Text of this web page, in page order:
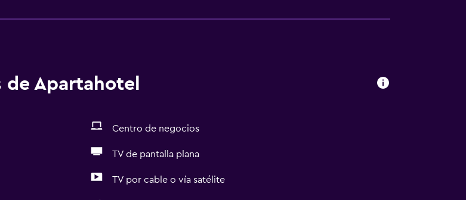
Apartahotel
Centro de negocios
TV de pantalla plana
TV por cable o vía satélite